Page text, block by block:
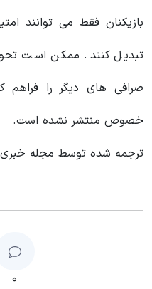
بازیکنان فقط می توانند
تبدیل کنند. ممکن است
صرافی های دیگر را فراهم
خصوص منتشر نشده است.
ترجمه شده توسط مجله خبری
۰